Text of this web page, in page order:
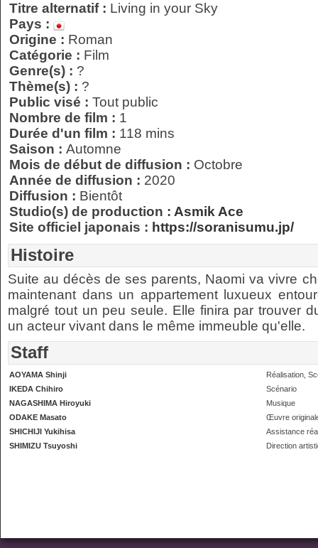
Titre alternatif : Living in your Sky
Pays :
Origine : Roman
Catégorie : Film
Genre(s) : ?
Thème(s) : ?
Public visé : Tout public
Nombre de film : 1
Durée d'un film : 118 mins
Saison : Automne
Mois de début de diffusion : Octobre
Année de diffusion : 2020
Diffusion : Bientôt
Studio(s) de production : Asmik Ace
Site officiel japonais : https://soranisumu.jp/
Histoire
Suite au décès de ses parents, Naomi va vivre
maintenant dans un appartement luxueux
malgré tout un peu seule. Elle finira par trouver
un acteur vivant dans le même immeuble qu'elle.
Staff
AOYAMA Shinji
Réalisation,
IKEDA Chihiro
Scénario
NAGASHIMA Hiroyuki
Musique
ODAKE Masato
Œuvre
SHICHIJI Yukihisa
Assistance
SHIMIZU Tsuyoshi
Direction